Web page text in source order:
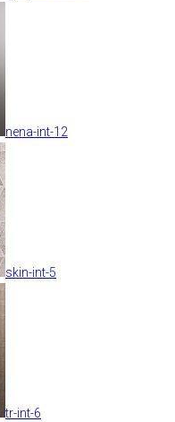
nena-int-12
skin-int-5
tr-int-6